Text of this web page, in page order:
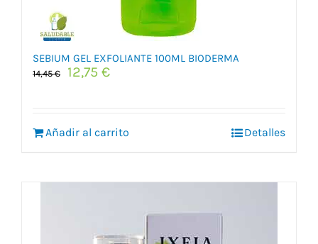
SEBIUM GEL EXFOLIANTE 100ML BIODERMA
14,45€
El
14,45 €.
12,75 €El
12,75 €.
Añadir al carrito Detalles